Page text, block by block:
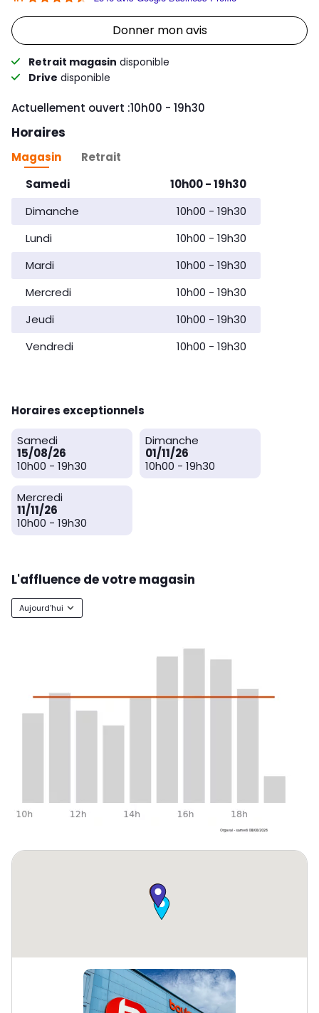
Donner mon avis
Retrait magasin disponible
Drive disponible
Actuellement ouvert :Day of the Week
10h00 - 19h30
Horaires
Magasin
Retrait
Day of the Week
Horaires d'ouverture
Samedi 10h00-19h30
Dimanche
10h00 - 19h30
Lundi
10h00 - 19h30
Mardi
10h00 - 19h30
Mercredi
10h00 - 19h30
Jeudi
10h00 - 19h30
Vendredi
10h00 - 19h30
Horaires exceptionnels
Samedi
15/08/26
10h00 - 19h30
Dimanche
01/11/26
10h00 - 19h30
Mercredi
11/11/26
10h00 - 19h30
L'affluence de votre magasin
Aujourd'hui